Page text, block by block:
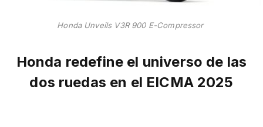
Honda Unveils V3R 900 E-Compressor
Honda redefine el universo de las
dos ruedas en el EICMA 2025